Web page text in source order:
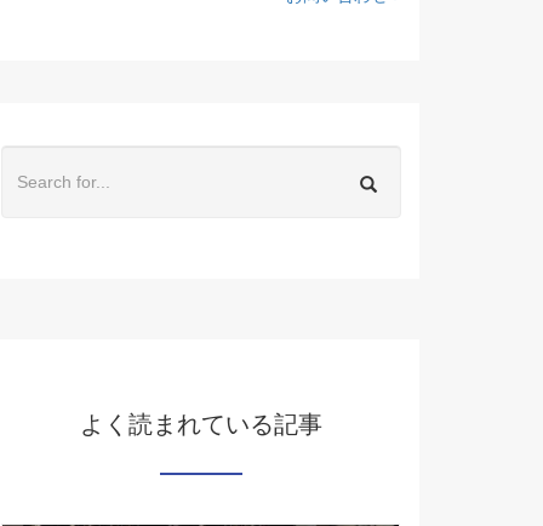
よく読まれている記事